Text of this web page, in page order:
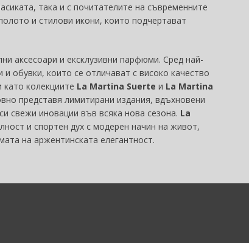
така и с почитателите на съвременните
и стилови икони, които подчертават
аксесоари и ексклузивни парфюми. Сред най-
обувки, които се отличават с високо качество
колекциите La Martina Suerte и La Martina
представя лимитирани издания, вдъхновени
свежи иновации във всяка нова сезона. La
и спортен дух с модерен начин на живот,
на аржентинската елегантност.